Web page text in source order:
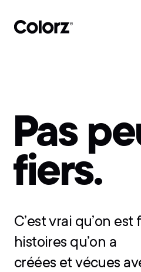
Pas
fiers.
C’est vrai qu’on
histoires qu’on a
créées et vécues